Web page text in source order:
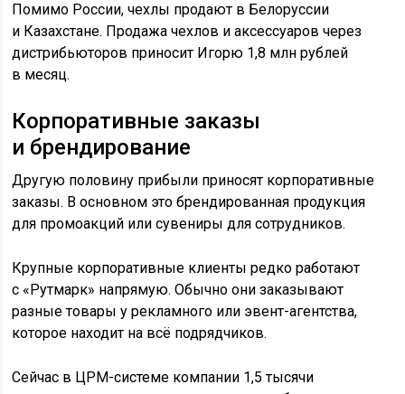
Помимо России, чехлы продают в Белоруссии
и Казахстане. Продажа чехлов и аксессуаров через
дистрибьюторов приносит Игорю 1,8 млн рублей
в месяц.
Корпоративные заказы
и брендирование
Другую половину прибыли приносят корпоративные
заказы. В основном это брендированная продукция
для промоакций или сувениры для сотрудников.
Крупные корпоративные клиенты редко работают
с «Рутмарк» напрямую. Обычно они заказывают
разные товары у рекламного или эвент-агентства,
которое находит на всё подрядчиков.
Сейчас в ЦРМ-системе компании 1,5 тысячи